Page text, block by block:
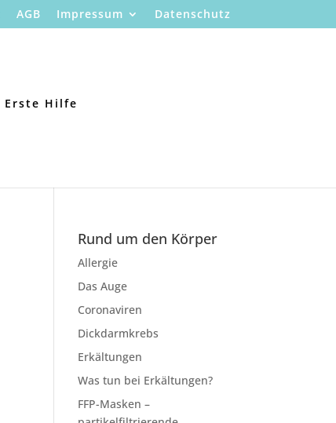
AGB Impressum Datenschutz
Erste Hilfe
Rund um den Körper
Allergie
Das Auge
Coronaviren
Dickdarmkrebs
Erkältungen
Was tun bei Erkältungen?
FFP-Masken –